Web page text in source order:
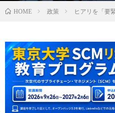
HOME 政策 ヒアリを「要